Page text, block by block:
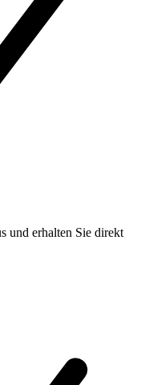
und erhalten Sie direkt